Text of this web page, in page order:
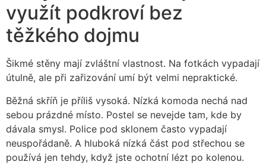
využít podkroví bez
těžkého dojmu
Šikmé stěny mají zvláštní vlastnost. Na fotkách vypadají
útulně, ale při zařizování umí být velmi nepraktické.
Běžná skříň je příliš vysoká. Nízká komoda nechá nad
sebou prázdné místo. Postel se nevejde tam, kde by
dávala smysl. Police pod sklonem často vypadají
neuspořádaně. A hluboká nízká část pod střechou se
používá jen tehdy, když jste ochotní lézt po kolenou.